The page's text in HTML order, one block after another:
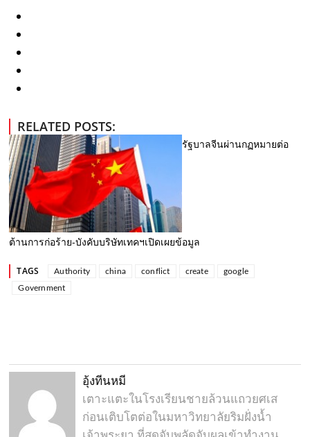
RELATED POSTS:
รัฐบาลจีนผ่านกฏหมายต่อ
ต้านการก่อร้าย-บังคับบริษัทเทคฯเปิดเผยข้อมูล
TAGS Authority china conflict create
google
Government
อุ้งทีนหมี
เตาะแตะในโรงเรียนชายล้วนแถวยศเส
ก่อนเติบโตต่อในมหาวิทยาลัยริมฝั่งน้ำ